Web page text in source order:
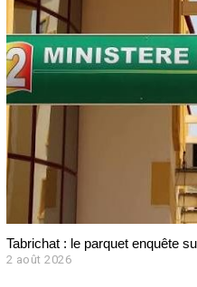
Tabrichat : le parquet enquête
2 août 2026